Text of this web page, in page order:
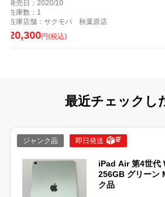
在庫店舗：サクモバ
最近チェックし
ジャンク品 即日発送
iPad Air 第4世代
256GB グリーン
ク品